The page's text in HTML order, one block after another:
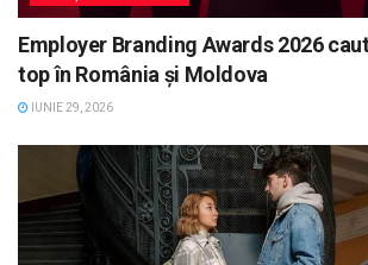
Employer Branding Awards 2026
top în România și Moldova
IUNIE 29, 2026